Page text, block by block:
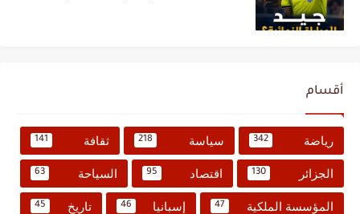
أقسام
رياضة 342 سياسة 218 ثقافة 141
الجزائر 130 اقتصاد 95 السياحة 63
المؤسسة الملكية 47 إسبانيا 46 تاريخ 45